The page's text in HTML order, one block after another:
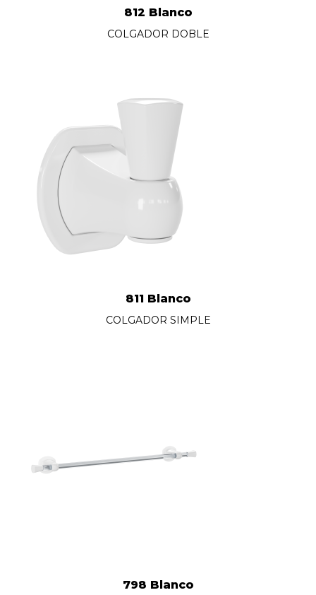
812 Blanco
COLGADOR DOBLE
811 Blanco
COLGADOR SIMPLE
798 Blanco